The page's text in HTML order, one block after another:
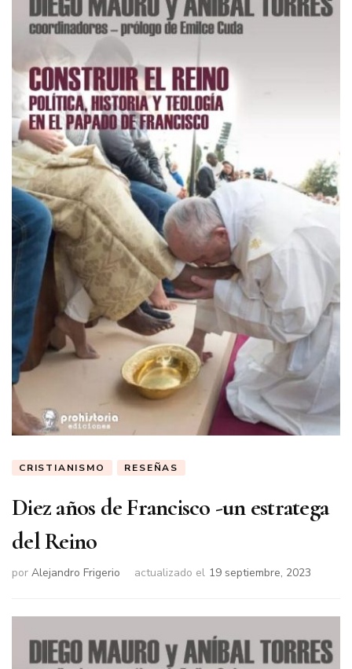
CRISTIANISMO RESEÑAS
Diez años de Francisco -un estratega
del Reino
por Alejandro Frigerio actualizado el 19 septiembre, 2023